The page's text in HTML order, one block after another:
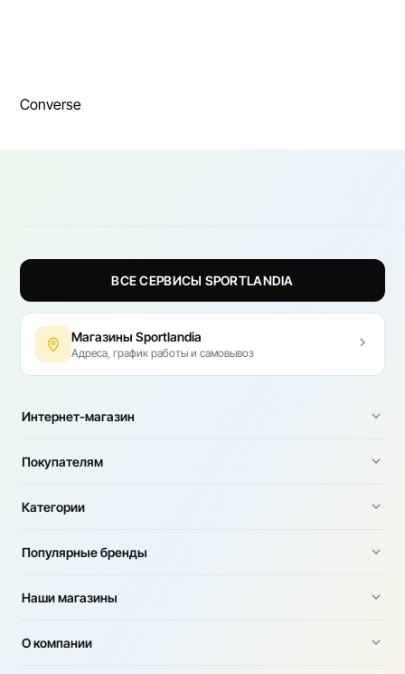
Converse
ВСЕ СЕРВИСЫ SPORTLANDIA
Магазины Sportlandia
Адреса, график работы и самовывоз
Интернет-магазин
Покупателям
Категории
Популярные бренды
Наши магазины
О компании